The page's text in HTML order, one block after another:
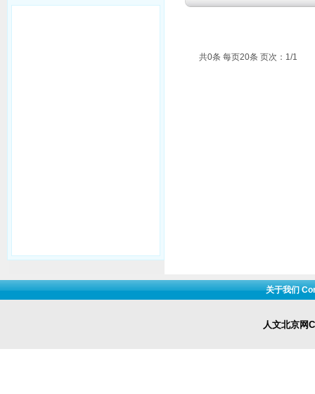
共0条 每页20条 页次：1/1
人文北京网
关于我们